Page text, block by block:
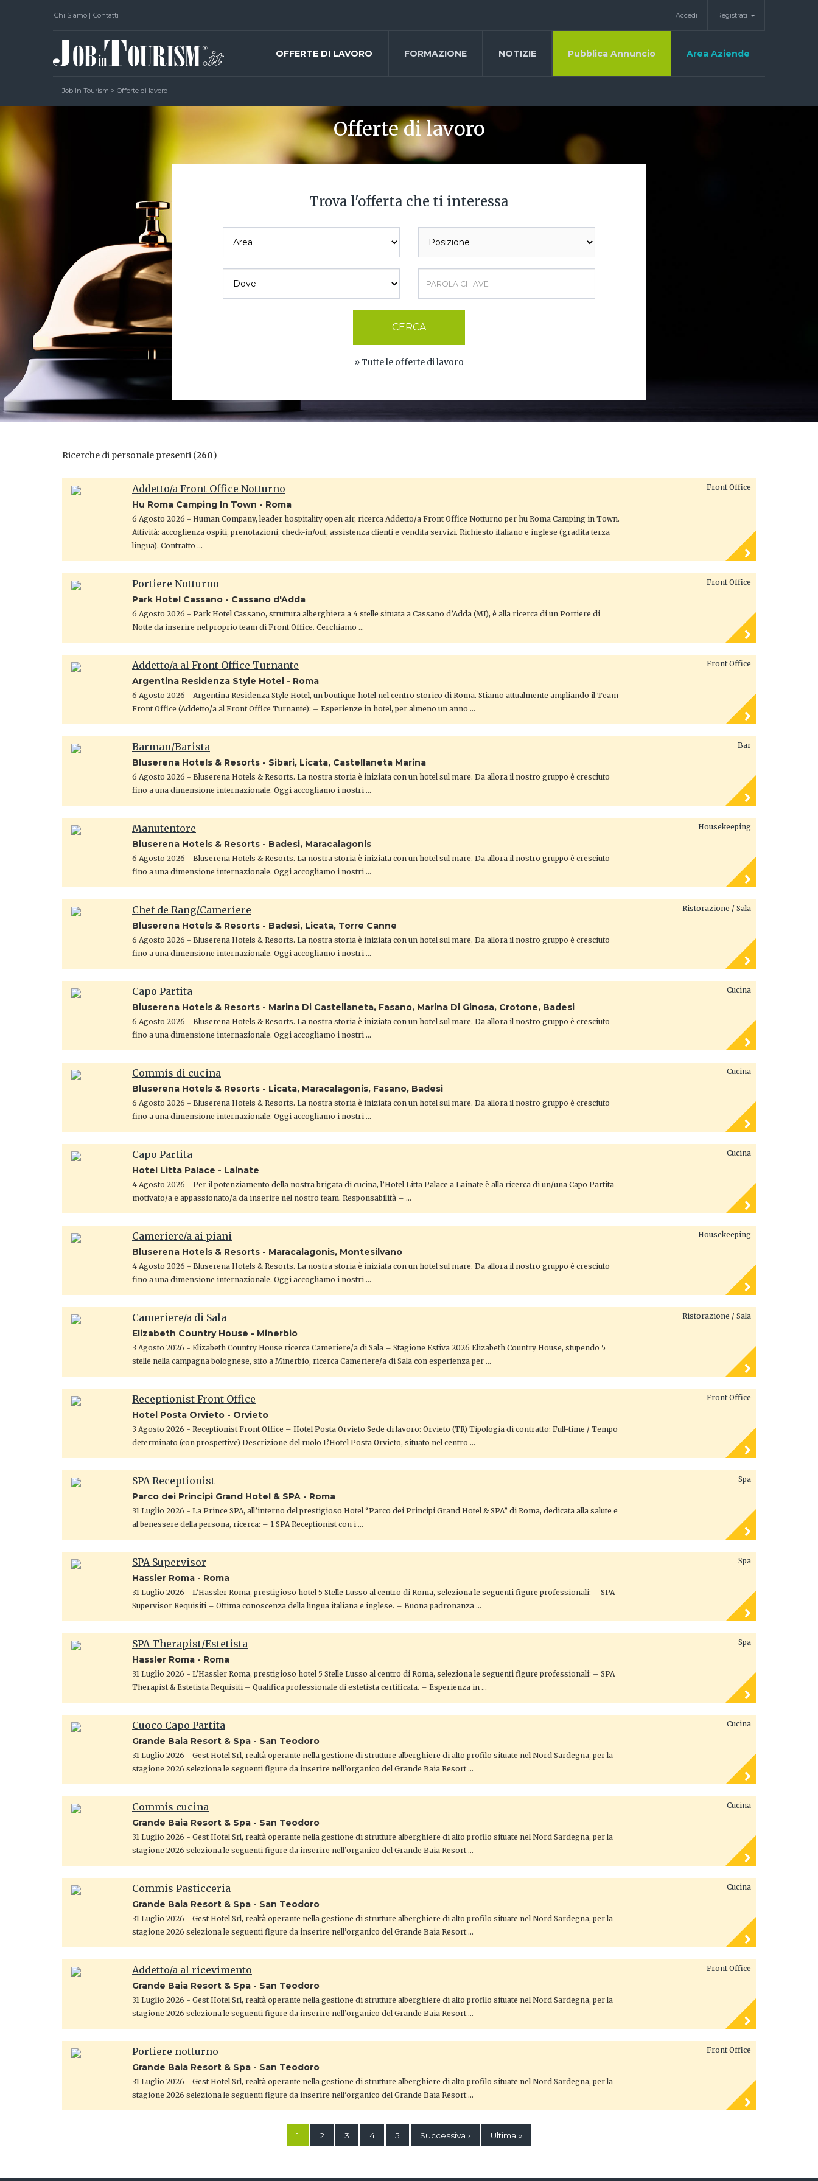
Chi Siamo | Contatti Accedi Registrati
OFFERTE DI LAVORO FORMAZIONE NOTIZIE Pubblica Annuncio Area Aziende
Job In Tourism > Offerte di lavoro
Offerte di lavoro
Trova l'offerta che ti interessa
CERCA
» Tutte le offerte di lavoro
Ricerche di personale presenti (260)
Addetto/a Front Office Notturno Front Office
Hu Roma Camping In Town - Roma
6 Agosto 2026 - Human Company, leader hospitality open air, ricerca Addetto/a Front Office Notturno per hu Roma Camping in Town.
Attività: accoglienza ospiti, prenotazioni, check-in/out, assistenza clienti e vendita servizi. Richiesto italiano e inglese (gradita terza
lingua). Contratto …
Portiere Notturno Front Office
Park Hotel Cassano - Cassano d'Adda
6 Agosto 2026 - Park Hotel Cassano, struttura alberghiera a 4 stelle situata a Cassano d’Adda (MI), è alla ricerca di un Portiere di
Notte da inserire nel proprio team di Front Office. Cerchiamo …
Addetto/a al Front Office Turnante Front Office
Argentina Residenza Style Hotel - Roma
6 Agosto 2026 - Argentina Residenza Style Hotel, un boutique hotel nel centro storico di Roma. Stiamo attualmente ampliando il Team
Front Office (Addetto/a al Front Office Turnante): – Esperienze in hotel, per almeno un anno …
Barman/Barista Bar
Bluserena Hotels & Resorts - Sibari, Licata, Castellaneta Marina
6 Agosto 2026 - Bluserena Hotels & Resorts. La nostra storia è iniziata con un hotel sul mare. Da allora il nostro gruppo è cresciuto
fino a una dimensione internazionale. Oggi accogliamo i nostri …
Manutentore Housekeeping
Bluserena Hotels & Resorts - Badesi, Maracalagonis
6 Agosto 2026 - Bluserena Hotels & Resorts. La nostra storia è iniziata con un hotel sul mare. Da allora il nostro gruppo è cresciuto
fino a una dimensione internazionale. Oggi accogliamo i nostri …
Chef de Rang/Cameriere Ristorazione / Sala
Bluserena Hotels & Resorts - Badesi, Licata, Torre Canne
6 Agosto 2026 - Bluserena Hotels & Resorts. La nostra storia è iniziata con un hotel sul mare. Da allora il nostro gruppo è cresciuto
fino a una dimensione internazionale. Oggi accogliamo i nostri …
Capo Partita Cucina
Bluserena Hotels & Resorts - Marina Di Castellaneta, Fasano, Marina Di Ginosa, Crotone, Badesi
6 Agosto 2026 - Bluserena Hotels & Resorts. La nostra storia è iniziata con un hotel sul mare. Da allora il nostro gruppo è cresciuto
fino a una dimensione internazionale. Oggi accogliamo i nostri …
Commis di cucina Cucina
Bluserena Hotels & Resorts - Licata, Maracalagonis, Fasano, Badesi
6 Agosto 2026 - Bluserena Hotels & Resorts. La nostra storia è iniziata con un hotel sul mare. Da allora il nostro gruppo è cresciuto
fino a una dimensione internazionale. Oggi accogliamo i nostri …
Capo Partita Cucina
Hotel Litta Palace - Lainate
4 Agosto 2026 - Per il potenziamento della nostra brigata di cucina, l’Hotel Litta Palace a Lainate è alla ricerca di un/una Capo Partita
motivato/a e appassionato/a da inserire nel nostro team. Responsabilità – …
Cameriere/a ai piani Housekeeping
Bluserena Hotels & Resorts - Maracalagonis, Montesilvano
4 Agosto 2026 - Bluserena Hotels & Resorts. La nostra storia è iniziata con un hotel sul mare. Da allora il nostro gruppo è cresciuto
fino a una dimensione internazionale. Oggi accogliamo i nostri …
Cameriere/a di Sala Ristorazione / Sala
Elizabeth Country House - Minerbio
3 Agosto 2026 - Elizabeth Country House ricerca Cameriere/a di Sala – Stagione Estiva 2026 Elizabeth Country House, stupendo 5
stelle nella campagna bolognese, sito a Minerbio, ricerca Cameriere/a di Sala con esperienza per …
Receptionist Front Office Front Office
Hotel Posta Orvieto - Orvieto
3 Agosto 2026 - Receptionist Front Office – Hotel Posta Orvieto ​Sede di lavoro: Orvieto (TR) Tipologia di contratto: Full-time / Tempo
determinato (con prospettive) ​Descrizione del ruolo ​L’Hotel Posta Orvieto, situato nel centro …
SPA Receptionist Spa
Parco dei Principi Grand Hotel & SPA - Roma
31 Luglio 2026 - La Prince SPA, all’interno del prestigioso Hotel “Parco dei Principi Grand Hotel & SPA” di Roma, dedicata alla salute e
al benessere della persona, ricerca: – 1 SPA Receptionist con i …
SPA Supervisor Spa
Hassler Roma - Roma
31 Luglio 2026 - L’Hassler Roma, prestigioso hotel 5 Stelle Lusso al centro di Roma, seleziona le seguenti figure professionali: – SPA
Supervisor Requisiti – Ottima conoscenza della lingua italiana e inglese. – Buona padronanza …
SPA Therapist/Estetista Spa
Hassler Roma - Roma
31 Luglio 2026 - L’Hassler Roma, prestigioso hotel 5 Stelle Lusso al centro di Roma, seleziona le seguenti figure professionali: – SPA
Therapist & Estetista Requisiti – Qualifica professionale di estetista certificata. – Esperienza in …
Cuoco Capo Partita Cucina
Grande Baia Resort & Spa - San Teodoro
31 Luglio 2026 - Gest Hotel Srl, realtà operante nella gestione di strutture alberghiere di alto profilo situate nel Nord Sardegna, per la
stagione 2026 seleziona le seguenti figure da inserire nell’organico del Grande Baia Resort …
Commis cucina Cucina
Grande Baia Resort & Spa - San Teodoro
31 Luglio 2026 - Gest Hotel Srl, realtà operante nella gestione di strutture alberghiere di alto profilo situate nel Nord Sardegna, per la
stagione 2026 seleziona le seguenti figure da inserire nell’organico del Grande Baia Resort …
Commis Pasticceria Cucina
Grande Baia Resort & Spa - San Teodoro
31 Luglio 2026 - Gest Hotel Srl, realtà operante nella gestione di strutture alberghiere di alto profilo situate nel Nord Sardegna, per la
stagione 2026 seleziona le seguenti figure da inserire nell’organico del Grande Baia Resort …
Addetto/a al ricevimento Front Office
Grande Baia Resort & Spa - San Teodoro
31 Luglio 2026 - Gest Hotel Srl, realtà operante nella gestione di strutture alberghiere di alto profilo situate nel Nord Sardegna, per la
stagione 2026 seleziona le seguenti figure da inserire nell’organico del Grande Baia Resort …
Portiere notturno Front Office
Grande Baia Resort & Spa - San Teodoro
31 Luglio 2026 - Gest Hotel Srl, realtà operante nella gestione di strutture alberghiere di alto profilo situate nel Nord Sardegna, per la
stagione 2026 seleziona le seguenti figure da inserire nell’organico del Grande Baia Resort …
1 2 3 4 5 Successiva › Ultima »